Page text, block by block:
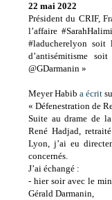
22 mai 2022
Président du CRIF,
l’affaire
#laducherelyon soit
d’antisémitisme
@GDarmanin »
Meyer Habib a écrit
« Défenestration de
Suite au drame de
René Hadjad,
Lyon, j’ai eu
concernés.
J’ai échangé :
- hier soir avec le
Gérald Darmanin,